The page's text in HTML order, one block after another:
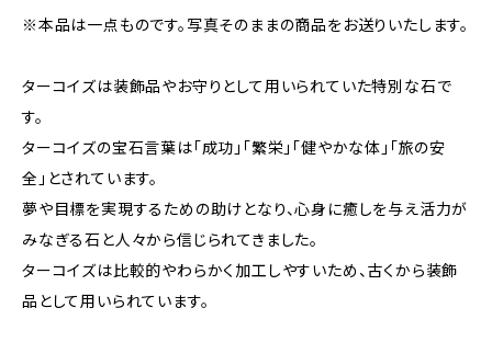
※本品は一点ものです。写真そのままの商品をお送りいたします。
ターコイズは装飾品やお守りとして用いられていた特別な石で
す。
ターコイズの宝石言葉は「成功」「繁栄」「健やかな体」「旅の安
全」とされています。
夢や目標を実現するための助けとなり、心身に癒しを与え活力が
みなぎる石と人々から信じられてきました。
ターコイズは比較的やわらかく加工しやすいため、古くから装飾
品として用いられています。